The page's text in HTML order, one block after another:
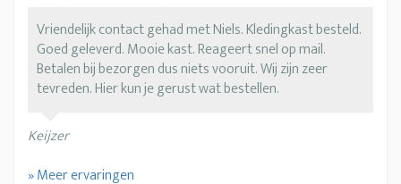
Vriendelijk contact gehad met Niels. Kledingkast besteld.
Goed geleverd. Mooie kast. Reageert snel op mail.
Betalen bij bezorgen dus niets vooruit. Wij zijn zeer
tevreden. Hier kun je gerust wat bestellen.
Keijzer
» Meer ervaringen